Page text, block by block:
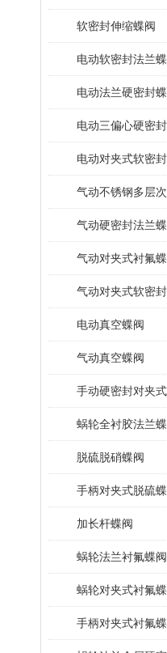
软密封伸缩蝶阀
电动软密封法兰
电动法兰硬密封
电动三偏心硬密
电动对夹式软密
气动不锈钢多层
气动硬密封法兰
气动对夹式衬氟
气动对夹式软密
电动真空蝶阀
气动真空蝶阀
手动硬密封对夹
蜗轮全衬胶法兰
脱硫脱硝蝶阀
手柄对夹式脱硫
加长杆蝶阀
蜗轮法兰衬氟蝶阀
蜗轮对夹式衬氟
手柄对夹式衬氟